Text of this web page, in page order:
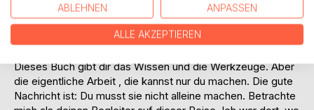
aufzuschieben. Jedes Mal, wenn du den Impuls zur
Ablenkung bemerkst und trotzdem bei der Sache bleibst.
Jedes Mal, wenn du freundlich zu dir selbst bist, statt dich
Dieses Buch gibt dir das Wissen und die Werkzeuge. Aber
die eigentliche Arbeit , die kannst nur du machen. Die gute
Nachricht ist: Du musst sie nicht alleine machen. Betrachte
ABLEHNEN ANPASSEN
ALLE AKZEPTIEREN